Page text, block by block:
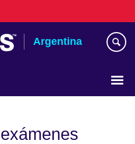
Argentina